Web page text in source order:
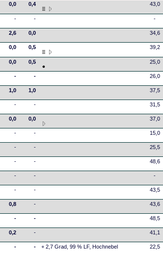
0,0 0,4 43,0
- - -
2,6 0,0 34,6
0,0 0,5 39,2
0,0 0,5 25,0
- - 26,0
1,0 1,0 37,5
- - 31,5
0,0 0,0 37,0
- - 15,0
- - 25,5
- - 48,6
- - -
- - 43,5
0,8 - 43,6
- - 48,5
0,2 - 41,1
- - + 2,7 Grad, 99 % LF, Hochnebel 22,5